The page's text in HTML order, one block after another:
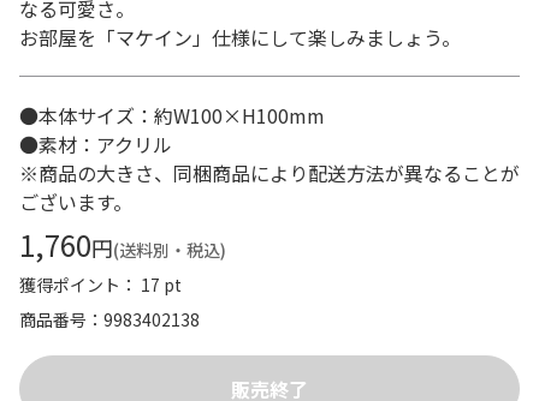
なる可愛さ。
お部屋を「マケイン」仕様にして楽しみましょう。
●本体サイズ：約W100×H100mm
●素材：アクリル
※商品の大きさ、同梱商品により配送方法が異なることが
ございます。
1,760円(送料別・税込)
獲得ポイント： 17 pt
商品番号
9983402138